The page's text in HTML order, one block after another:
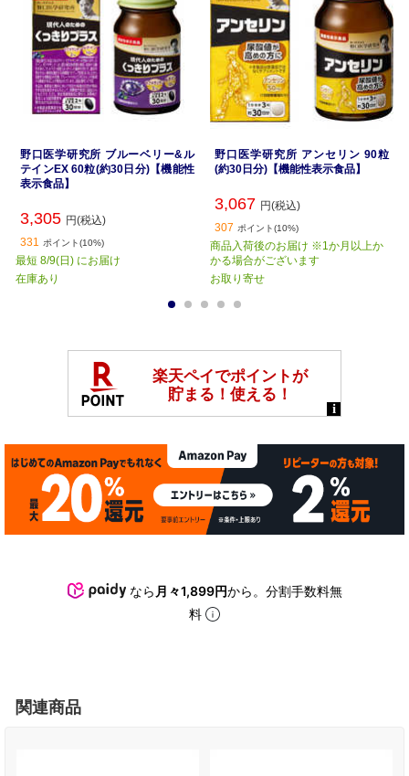
野口医学研究所 ブルーベリー&ル
テインEX 60粒(約30日分)【機能性
表示食品】
3,305 円(税込)
331 ポイント(10%)
最短 8/9(日) にお届け
在庫あり
野口医学研究所 アンセリン 90粒
(約30日分)【機能性表示食品】
3,067 円(税込)
307 ポイント(10%)
商品入荷後のお届け ※1か月以上か
かる場合がございます
お取り寄せ
なら 月々1,899円から。分割手数料無
料
関連商品